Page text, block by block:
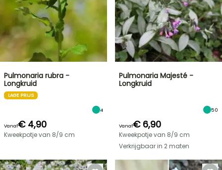
Pulmonaria rubra -
Longkruid
LAGE PRIJS
4
Vanaf€ 4,90
Kweekpotje van 8/9 cm
Pulmonaria Majesté -
Longkruid
50
Vanaf€ 6,90
Kweekpotje van 8/9 cm
Verkrijgbaar in 2 maten